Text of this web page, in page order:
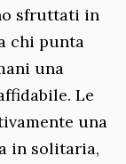
sfruttati in
chi punta
una
Le
una
in solitaria,